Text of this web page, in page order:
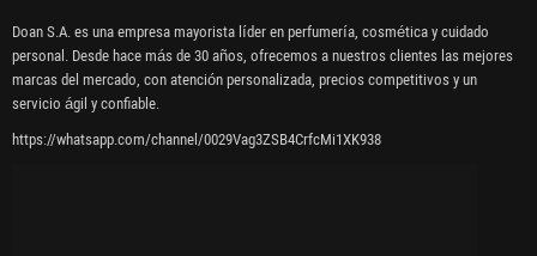
Doan S.A. es una empresa mayorista líder en perfumería, cosmética y cuidado
personal. Desde hace más de 30 años, ofrecemos a nuestros clientes las mejores
marcas del mercado, con atención personalizada, precios competitivos y un
servicio ágil y confiable.
https://whatsapp.com/channel/0029Vag3ZSB4CrfcMi1XK938